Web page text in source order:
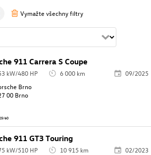
Vymažte všechny filtry
911 Carrera S Coupe
kW/480 HP 6 000 km
09/2025
Brno
00 Brno
60
911 GT3 Touring
kW/510 HP 10 915 km
02/2023